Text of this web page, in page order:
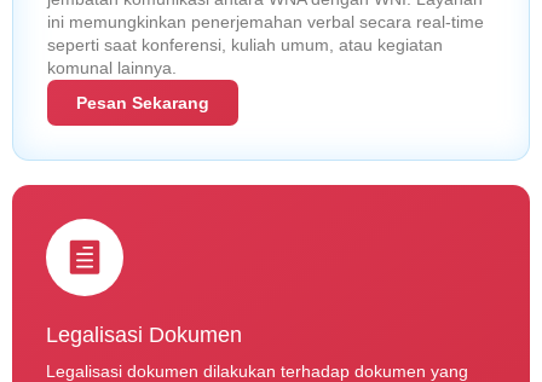
ini memungkinkan penerjemahan verbal secara real-time
seperti saat konferensi, kuliah umum, atau kegiatan
komunal lainnya.
Pesan Sekarang
Legalisasi Dokumen
Legalisasi dokumen dilakukan terhadap dokumen yang